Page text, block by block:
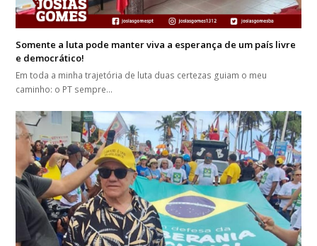
Somente a luta pode manter viva a esperança de um país livre
e democrático!
Em toda a minha trajetória de luta duas certezas guiam o meu
caminho: o PT sempre…